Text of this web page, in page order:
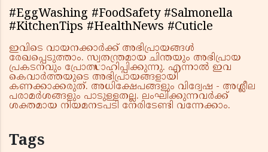
#EggWashing #FoodSafety #Salmonella
#KitchenTips #HealthNews #Cuticle
ഇവിടെ വായനക്കാർക്ക് അഭിപ്രായങ്ങൾ
രേഖപ്പെടുത്താം. സ്വതന്ത്രമായ ചിന്തയും അഭിപ്രായ
പ്രകടനവും പ്രോത്സാഹിപ്പിക്കുന്നു. എന്നാൽ ഇവ
കെവാർത്തയുടെ അഭിപ്രായങ്ങളായി
കണക്കാക്കരുത്. അധിക്ഷേപങ്ങളും വിദ്വേഷ - അശ്ലീല
പരാമർശങ്ങളും പാടുള്ളതല്ല. ലംഘിക്കുന്നവർക്ക്
ശക്തമായ നിയമനടപടി നേരിടേണ്ടി വന്നേക്കാം.
Tags